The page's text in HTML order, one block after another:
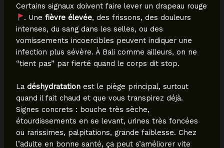
Certains signaux doivent faire lever un drapeau rouge
. Unefièvre élevée, des frissons, des douleurs
intenses, du sang dans les selles, ou des
vomissements incoercibles peuvent indiquer une
infection plus sévère. À Bali comme ailleurs, on ne
“tient pas” par fierté quand le corps dit stop.
La déshydratationest le piège principal, surtout
quand il fait chaud et que vous transpirez déjà.
Signes concrets : bouche très sèche,
étourdissements en se levant, urines très foncées
ou rarissimes, palpitations, grande faiblesse. Chez
l’adulte en bonne santé, ça peut s’améliorer vite